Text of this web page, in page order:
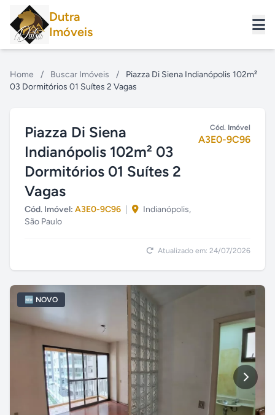
Dutra
Imóveis
Home / Buscar Imóveis /
Piazza Di Siena Indianópolis 102m²
03 Dormitórios 01 Suítes 2 Vagas
Piazza Di Siena
Indianópolis 102m² 03
Dormitórios 01 Suítes 2
Vagas
Cód. Imóvel: A3E0-9C96
Indianópolis,
São Paulo
Cód. Imóvel
A3E0-9C96
Atualizado em: 24/07/2026
🆕 NOVO